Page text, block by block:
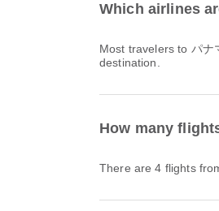
Which airlines
Most travelers to パ
destination.
How many
There are 4 flights